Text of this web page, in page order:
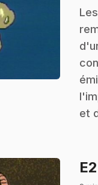
.
et
E2